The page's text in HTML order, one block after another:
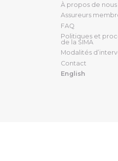
À propos de nous
Assureurs
FAQ
Politiques et
de la SIMA
Modalités
Contact
English